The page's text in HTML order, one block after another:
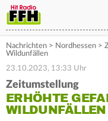
Nachrichten > Nordhessen >
Wildunfällen
23.10.2023, 13:33 Uhr
Zeitumstellung
ERHÖHTE
WILDUNFÄLLEN